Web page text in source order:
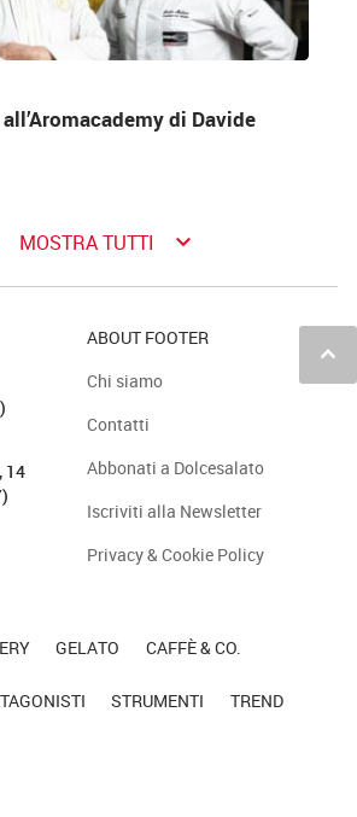
di Davide
MOSTRA TUTTI keyboard_arrow_down
keyboard_arrow_up
14
ABOUT FOOTER
Chi siamo
Contatti
Abbonati a Dolcesalato
Iscriviti alla Newsletter
Privacy & Cookie Policy
GELATO CAFFÈ & CO.
STRUMENTI TREND